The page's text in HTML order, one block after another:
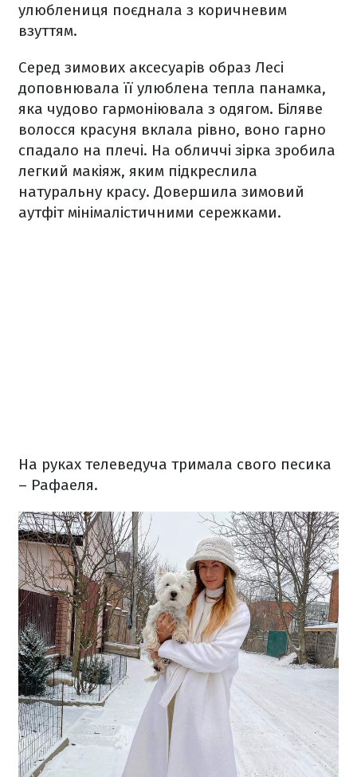
улюблениця поєднала з коричневим
взуттям.
Серед зимових аксесуарів образ Лесі
доповнювала її улюблена тепла панамка,
яка чудово гармоніювала з одягом. Біляве
волосся красуня вклала рівно, воно гарно
спадало на плечі. На обличчі зірка зробила
легкий макіяж, яким підкреслила
натуральну красу. Довершила зимовий
аутфіт мінімалістичними сережками.
На руках телеведуча тримала свого песика
– Рафаеля.